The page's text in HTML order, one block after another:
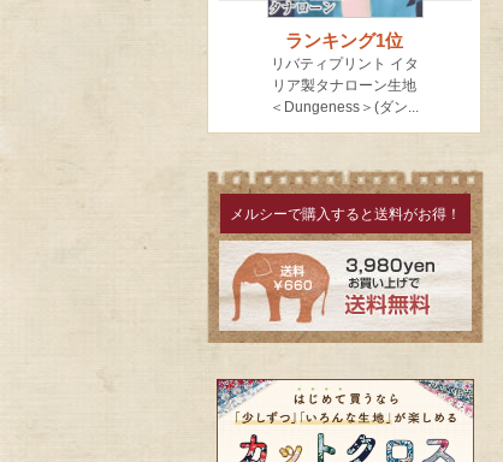
メルシーで購入すると送料がお得！